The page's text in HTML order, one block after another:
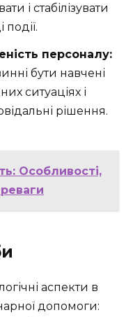
і стабілізувати
персоналу:
бути навчені
ситуаціях і
рішення.
Особливості,
аспекти в
допомоги: